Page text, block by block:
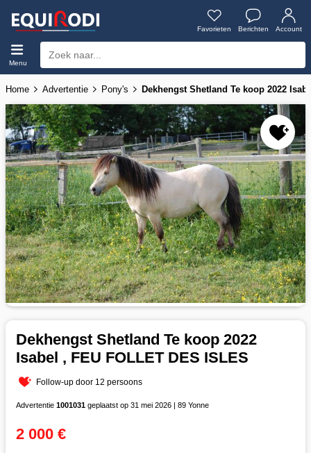
Favorieten Berichten Account
Menu
Home Advertentie Pony's Dekhengst Shetland Te koop 2022
Dekhengst Shetland Te koop 2022
Isabel , FEU FOLLET DES ISLES
Follow-up door 12 persoons
Advertentie 1001031 geplaatst op 31 mei 2026 | 89 Yonne
2 000 €